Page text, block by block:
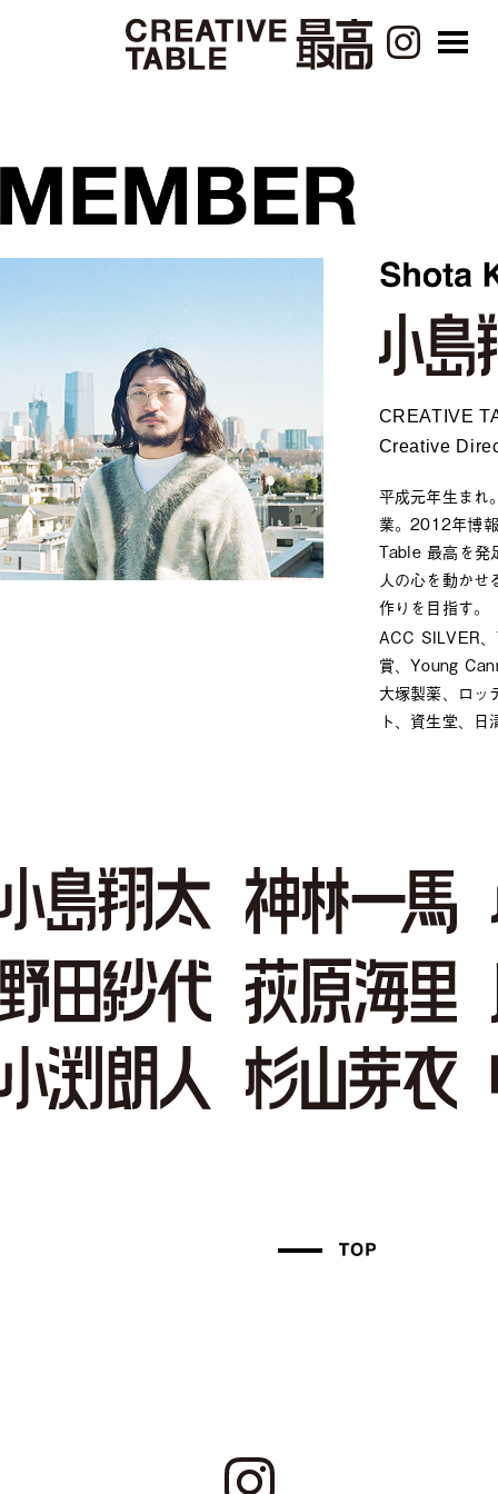
CREATIVE
Creative
平成元年生ま
業。2012年博
Table 最高を発
人の心を動かせ
作りを目指す。
ACC SILVER
賞、Young
大塚製薬、ロッ
ト、資生堂、